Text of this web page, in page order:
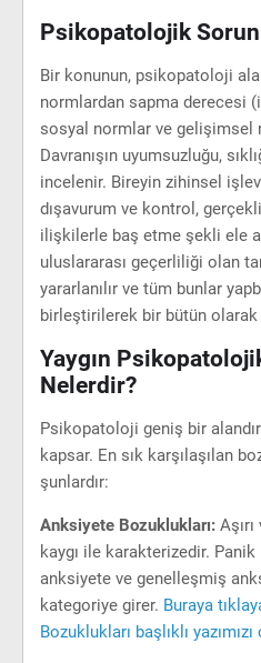
Psikopatolojik
Bir konunun, psikopatoloji
normlardan sapma derecesi
sosyal normlar ve gelişimsel
Davranışın uyumsuzluğu,
incelenir. Bireyin zihinsel
dışavurum ve kontrol,
ilişkilerle baş etme şekli ele
uluslararası geçerliliği olan
yararlanılır ve tüm bunlar
birleştirilerek bir bütün
Yaygın
Nelerdir?
Psikopatoloji geniş bir
kapsar. En sık karşılaşılan
şunlardır:
Anksiyete Bozuklukları:
kaygı ile karakterizedir.
anksiyete ve genelleşmiş
kategoriye girer. Buraya
Bozuklukları başlıklı